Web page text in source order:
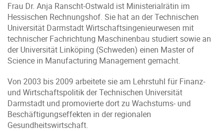
Frau Dr. Anja Ranscht-Ostwald ist Ministerialrätin im
Hessischen Rechnungshof. Sie hat an der Technischen
Universität Darmstadt Wirtschaftsingenieurwesen mit
technischer Fachrichtung Maschinenbau studiert sowie an
der Universität Linköping (Schweden) einen Master of
Science in Manufacturing Management gemacht.
Von 2003 bis 2009 arbeitete sie am Lehrstuhl für Finanz-
und Wirtschaftspolitik der Technischen Universität
Darmstadt und promovierte dort zu Wachstums- und
Beschäftigungseffekten in der regionalen
Gesundheitswirtschaft.